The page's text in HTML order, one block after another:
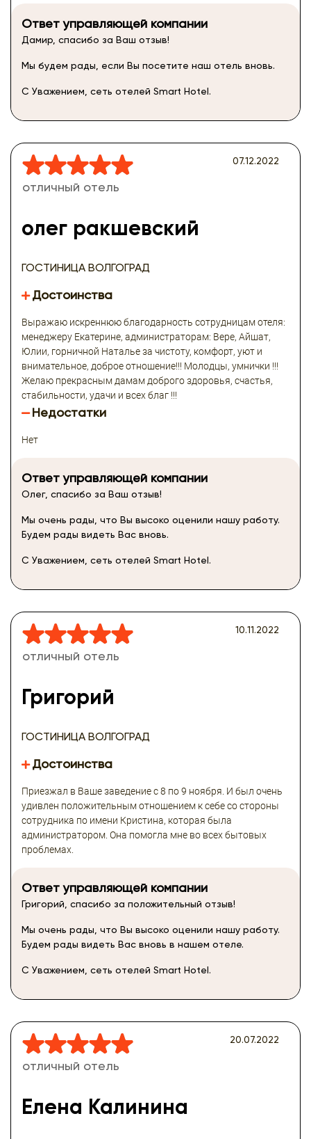
Ответ управляющей компании
Дамир, спасибо за Ваш отзыв!
Мы будем рады, если Вы посетите наш отель вновь.
С Уважением, сеть отелей Smart Hotel.
отличный отель
олег ракшевский
ГОСТИНИЦА ВОЛГОГРАД
07.12.2022
Достоинства
Выражаю искреннюю благодарность сотрудницам отеля:
менеджеру Екатерине, администраторам: Вере, Айшат,
Юлии, горничной Наталье за чистоту, комфорт, уют и
внимательное, доброе отношение!!! Молодцы, умнички !!!
Желаю прекрасным дамам доброго здоровья, счастья,
стабильности, удачи и всех благ !!!
Недостатки
Нет
Ответ управляющей компании
Олег, спасибо за Ваш отзыв!
Мы очень рады, что Вы высоко оценили нашу работу.
Будем рады видеть Вас вновь.
С Уважением, сеть отелей Smart Hotel.
отличный отель
Григорий
ГОСТИНИЦА ВОЛГОГРАД
10.11.2022
Достоинства
Приезжал в Ваше заведение с 8 по 9 ноября. И был очень
удивлен положительным отношением к себе со стороны
сотрудника по имени Кристина, которая была
администратором. Она помогла мне во всех бытовых
проблемах.
Ответ управляющей компании
Григорий, спасибо за положительный отзыв!
Мы очень рады, что Вы высоко оценили нашу работу.
Будем рады видеть Вас вновь в нашем отеле.
С Уважением, сеть отелей Smart Hotel.
отличный отель
Елена Калинина
20.07.2022